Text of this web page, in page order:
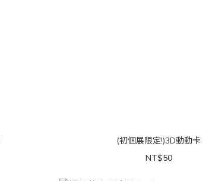
(初個展限定!)3D動動卡
NT$50